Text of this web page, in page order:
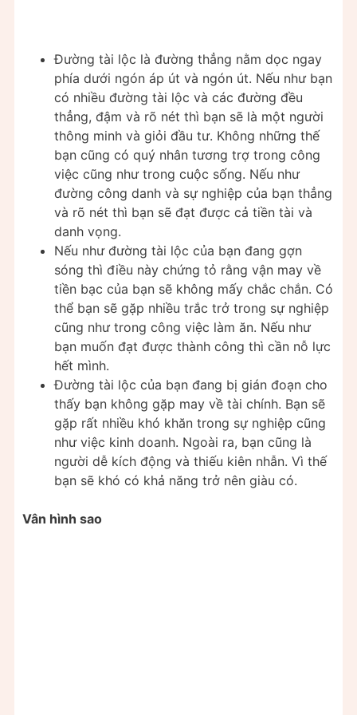
Đường tài lộc là đường thẳng nằm dọc ngay
phía dưới ngón áp út và ngón út. Nếu như bạn
có nhiều đường tài lộc và các đường đều
thẳng, đậm và rõ nét thì bạn sẽ là một người
thông minh và giỏi đầu tư. Không những thế
bạn cũng có quý nhân tương trợ trong công
việc cũng như trong cuộc sống. Nếu như
đường công danh và sự nghiệp của bạn thẳng
và rõ nét thì bạn sẽ đạt được cả tiền tài và
danh vọng.
Nếu như đường tài lộc của bạn đang gợn
sóng thì điều này chứng tỏ rằng vận may về
tiền bạc của bạn sẽ không mấy chắc chắn. Có
thể bạn sẽ gặp nhiều trắc trở trong sự nghiệp
cũng như trong công việc làm ăn. Nếu như
bạn muốn đạt được thành công thì cần nỗ lực
hết mình.
Đường tài lộc của bạn đang bị gián đoạn cho
thấy bạn không gặp may về tài chính. Bạn sẽ
gặp rất nhiều khó khăn trong sự nghiệp cũng
như việc kinh doanh. Ngoài ra, bạn cũng là
người dễ kích động và thiếu kiên nhẫn. Vì thế
bạn sẽ khó có khả năng trở nên giàu có.
Vân hình sao